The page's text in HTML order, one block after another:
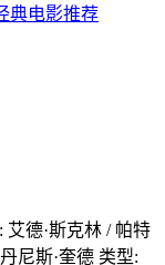
典电影推荐
艾德·斯克林 / 帕特
尼斯·奎德 类型: